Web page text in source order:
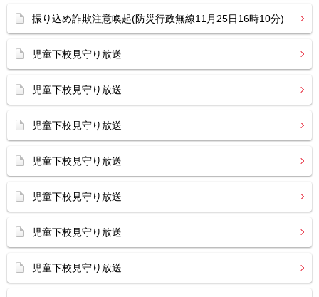
振り込め詐欺注意喚起(防災行政無線11月25日16時10分)
児童下校見守り放送
児童下校見守り放送
児童下校見守り放送
児童下校見守り放送
児童下校見守り放送
児童下校見守り放送
児童下校見守り放送